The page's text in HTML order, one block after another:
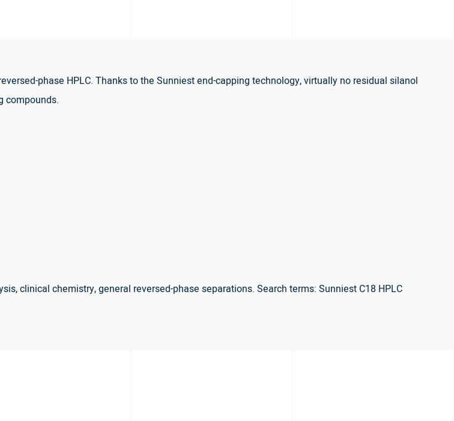
phase HPLC. Thanks to the Sunniest end-capping technology, virtually no residual silanol
compounds.
clinical chemistry, general reversed-phase separations. Search terms: Sunniest C18 HPLC